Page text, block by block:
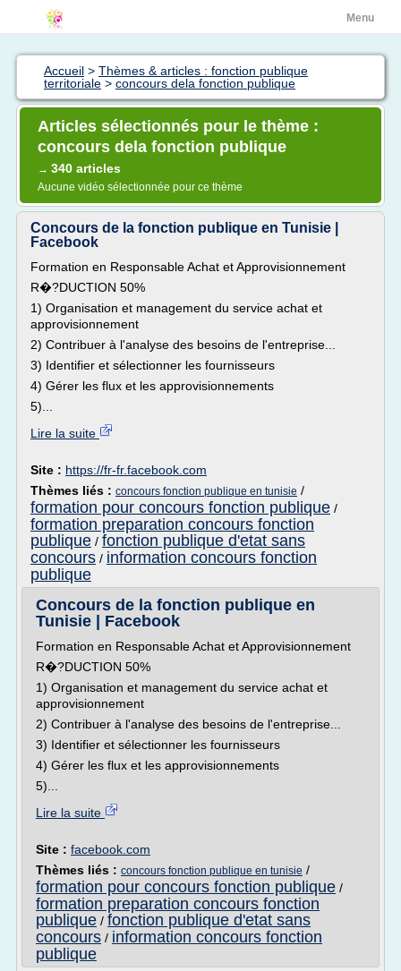
Menu
Accueil > Thèmes & articles : fonction publique
territoriale > concours dela fonction publique
Articles sélectionnés pour le thème :
concours dela fonction publique
→ 340 articles
Aucune vidéo sélectionnée pour ce thème
Concours de la fonction publique en Tunisie |
Facebook
Formation en Responsable Achat et Approvisionnement
R�?DUCTION 50%
1) Organisation et management du service achat et
approvisionnement
2) Contribuer à l'analyse des besoins de l'entreprise...
3) Identifier et sélectionner les fournisseurs
4) Gérer les flux et les approvisionnements
5)...
Lire la suite
Site : https://fr-fr.facebook.com
Thèmes liés : concours fonction publique en tunisie /
formation pour concours fonction publique /
formation preparation concours fonction
publique / fonction publique d'etat sans
concours / information concours fonction
publique
Concours de la fonction publique en
Tunisie | Facebook
Formation en Responsable Achat et Approvisionnement
R�?DUCTION 50%
1) Organisation et management du service achat et
approvisionnement
2) Contribuer à l'analyse des besoins de l'entreprise...
3) Identifier et sélectionner les fournisseurs
4) Gérer les flux et les approvisionnements
5)...
Lire la suite
Site : facebook.com
Thèmes liés : concours fonction publique en tunisie /
formation pour concours fonction publique /
formation preparation concours fonction
publique / fonction publique d'etat sans
concours / information concours fonction
publique